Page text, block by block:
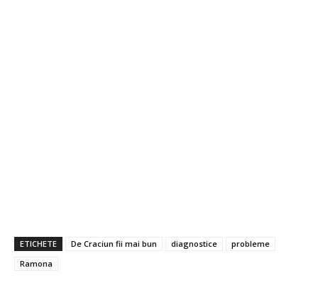
ETICHETE De Craciun fii mai bun diagnostice
probleme
Ramona